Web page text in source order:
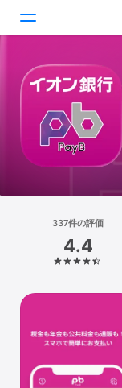
Today
ゲーム
アプリ
検索
プラットフォーム
iPhone
iPad
Vision
Watch
337件の評価
4.4